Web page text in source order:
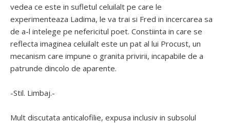
vedea ce este in sufletul celuilalt pe care le
experimenteaza Ladima, le va trai si Fred in incercarea sa
de a-l intelege pe nefericitul poet. Constiinta in care se
reflecta imaginea celuilalt este un pat al lui Procust, un
mecanism care impune o granita privirii, incapabile de a
patrunde dincolo de aparente.
-Stil. Limbaj.-
Mult discutata anticalofilie, expusa inclusiv in subsolul